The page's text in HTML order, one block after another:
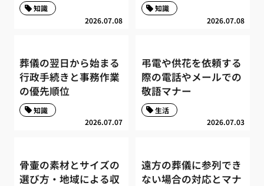
2026.07.08
知識
2026.07.08
知識
葬儀の翌日から始まる
行政手続きと事務作業
の優先順位
2026.07.07
知識
弔電や供花を依頼する
際の電話やメールでの
敬語マナー
2026.07.03
生活
骨壷の素材とサイズの
選び方・地域による収
遠方の葬儀に参列でき
ない場合の対応とマナ